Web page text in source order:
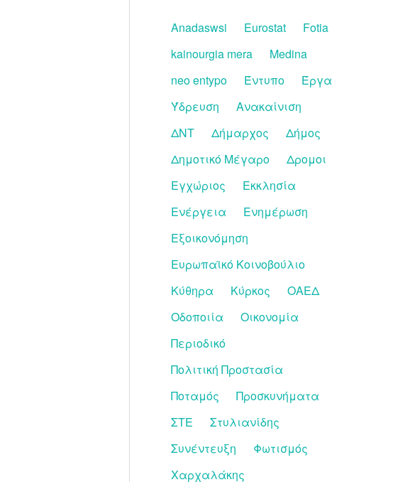
Anadaswsi Eurostat
Fotia
kainourgia mera
Medina
neo entypo
Έντυπο
Έργα
Ύδρευση
Ανακαίνιση
ΔΝΤ
Δήμαρχος
Δήμος
Δημοτικό Μέγαρο
Δρομοι
Εγχώριος
Εκκλησία
Ενέργεια
Ενημέρωση
Εξοικονόμηση
Ευρωπαϊκό Κοινοβούλιο
Κύθηρα
Κύρκος
ΟΑΕΔ
Οδοποιία
Οικονομία
Περιοδικό
Πολιτική Προστασία
Ποταμός
Προσκυνήματα
ΣΤΕ
Στυλιανίδης
Συνέντευξη
Φωτισμός
Χαρχαλάκης